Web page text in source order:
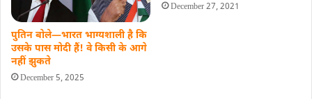
पुतिन बोले—भारत भाग्यशाली है कि
उसके पास मोदी हैं! वे किसी के आगे
नहीं झुकते
December 5, 2025
December 27, 2021